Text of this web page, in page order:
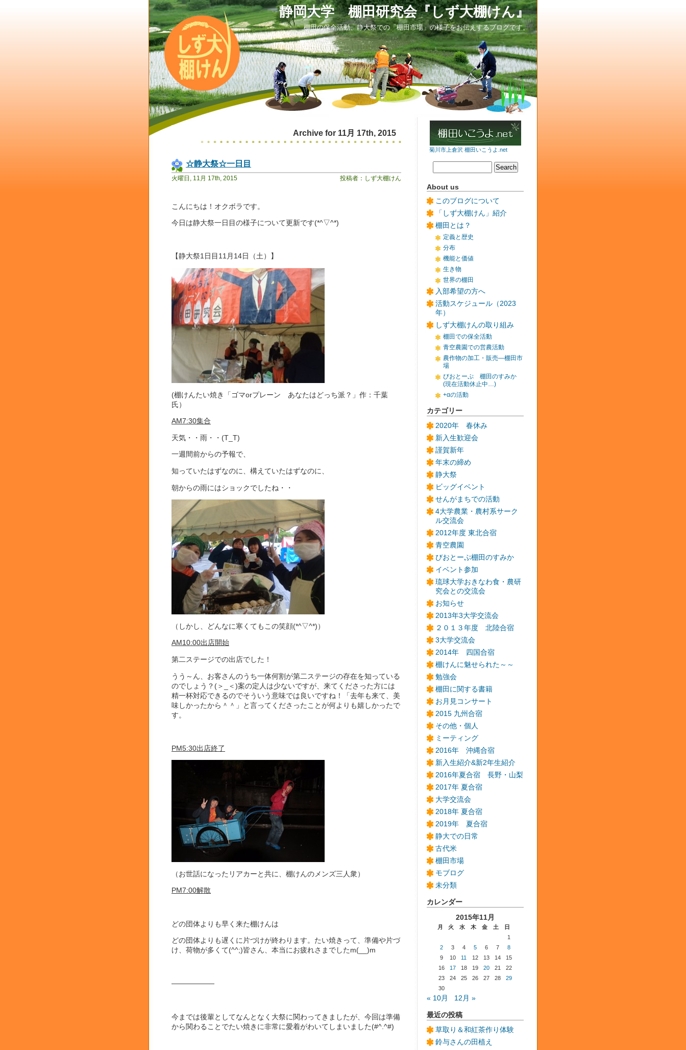
静岡大学 棚田研究会『しず大棚けん』
棚田の保全活動、静大祭での「棚田市場」の様子をお伝えするブログです。
Archive for 11月 17th, 2015
☆静大祭☆一日目
火曜日, 11月 17th, 2015 投稿者：しず大棚けん
こんにちは！オクボラです。
今日は静大祭一日目の様子について更新です(*^▽^*)
【静大祭1日目11月14日（土）】
(棚けんたい焼き「ゴマorプレーン あなたはどっち派？」作：千葉
氏）
AM7:30集合
天気・・雨・・(T_T)
一週間前からの予報で、
知っていたはずなのに、構えていたはずなのに、
朝からの雨にはショックでしたね・・
（しかし、どんなに寒くてもこの笑顔(*^▽^*)）
AM10:00出店開始
第二ステージでの出店でした！
うう～ん、お客さんのうち一体何割が第二ステージの存在を知っている
のでしょう？(＞_＜)案の定人は少ないですが、来てくださった方には
精一杯対応できるのでそういう意味では良いですね！「去年も来て、美
味しかったから＾＾」と言ってくださったことが何よりも嬉しかったで
す。
PM5:30出店終了
（お世話になったリアカーと共に、棚けんのメンズ三人衆）
PM7:00解散
どの団体よりも早く来た棚けんは
どの団体よりも遅くに片づけが終わります。たい焼きって、準備や片づ
け、荷物が多くて(^^;)皆さん、本当にお疲れさまでしたm(__)m
――――――
今までは後輩としてなんとなく大祭に関わってきましたが、今回は準備
から関わることでたい焼きに非常に愛着がわいてしまいました(#^.^#)
菊川市上倉沢 棚田いこうよ.net
About us
このブログについて
「しず大棚けん」紹介
棚田とは？
定義と歴史
分布
機能と価値
生き物
世界の棚田
入部希望の方へ
活動スケジュール（2023
年）
しず大棚けんの取り組み
棚田での保全活動
青空農園での営農活動
農作物の加工・販売―棚田市
場
びおとーぷ 棚田のすみか
(現在活動休止中…)
+αの活動
カテゴリー
2020年 春休み
新入生歓迎会
謹賀新年
年末の締め
静大祭
ビッグイベント
せんがまちでの活動
4大学農業・農村系サーク
ル交流会
2012年度 東北合宿
青空農園
びおとーぷ棚田のすみか
イベント参加
琉球大学おきなわ食・農研
究会との交流会
お知らせ
2013年3大学交流会
２０１３年度 北陸合宿
3大学交流会
2014年 四国合宿
棚けんに魅せられた～～
勉強会
棚田に関する書籍
お月見コンサート
2015 九州合宿
その他・個人
ミーティング
2016年 沖縄合宿
新入生紹介&新2年生紹介
2016年夏合宿 長野・山梨
2017年 夏合宿
大学交流会
2018年 夏合宿
2019年 夏合宿
静大での日常
古代米
棚田市場
モブログ
未分類
カレンダー
2015年11月
月 火 水 木 金 土
日
1
2
3 4 5 6 7
8
9
10 11 12 13 14
15
16
17 18 19 20 21
22
23
24 25 26 27 28
29
30
« 10月 12月 »
最近の投稿
草取り＆和紅茶作り体験
鈴与さんの田植え